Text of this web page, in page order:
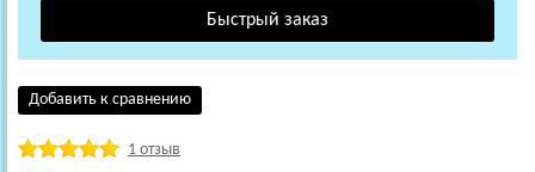
Добавить к сравнению
1 отзыв